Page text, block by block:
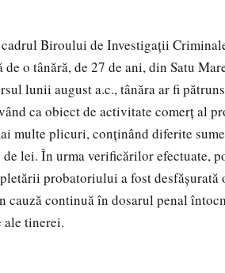
Biroului de Investigații
de o tânără, de 27 de ani, din Satu
lunii august a.c., tânăra ar fi
ca obiect de activitate comerț al
multe plicuri, conținând diferite
de lei. În urma verificărilor efectuate,
probatoriului a fost
cauză continuă în dosarul penal
tinerei.